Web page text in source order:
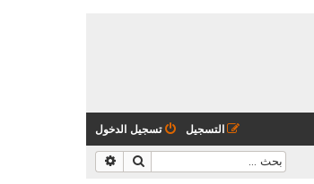
تسجيل الدخول التسجيل
بحث